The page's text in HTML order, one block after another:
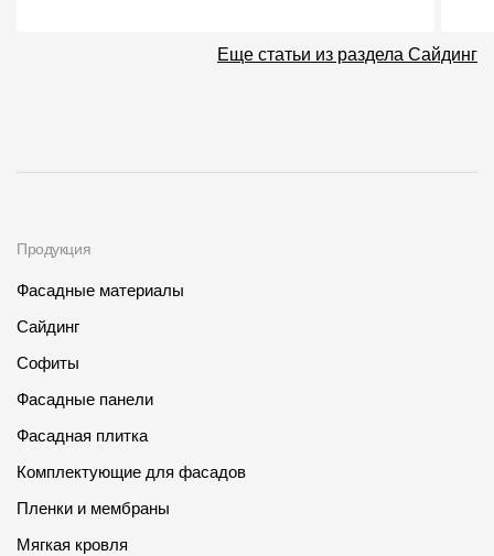
Еще статьи из раздела Сайдинг
Продукция
Фасадные материалы
Сайдинг
Софиты
Фасадные панели
Фасадная плитка
Комплектующие для фасадов
Пленки и мембраны
Мягкая кровля